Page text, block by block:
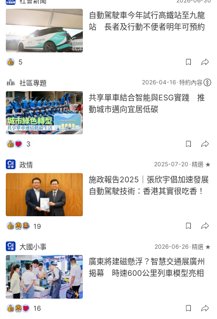
自動駕駛車今年試行高鐵站至九龍
站 長者及行動不便者明年可預約
5
社區專題 2026-04-16 特約內容
共享單車結合智能與ESG實踐 推
動城市邁向宜居低碳
3
政情 2025-07-20 精選 ★
施政報告2025｜張欣宇倡加速發展
自動駕駛技術：香港其實很吃香！
19
大國小事 2026-06-26 精選 ★
廣東將建磁懸浮？智慧交通展廣州
揭幕 時速600公里列車模型亮相
16